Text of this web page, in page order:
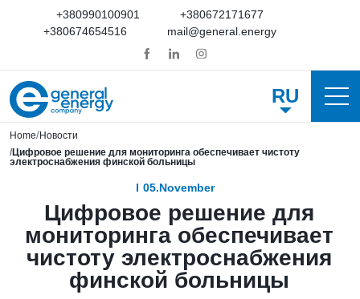
+380990100901
+380672171677
+380674654516
mail@general.energy
RU
Home Новости
Цифровое решение для мониторинга обеспечивает чистоту
электроснабжения финской больницы
05.November
Цифровое решение для
мониторинга обеспечивает
чистоту электроснабжения
финской больницы